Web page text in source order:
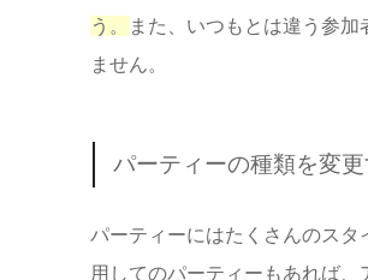
う。
また、いつもとは違う参
ません。
パーティーの種類を変更
パーティーにはたくさんのス
用してのパーティーもあれば